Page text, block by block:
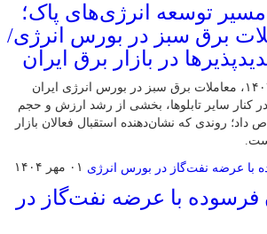
توسعه انرژی‌های پاک؛
برق سبز در بورس انرژی/
در بازار برق ایران
در نخستین روز مهرماه ۱۴۰۴، معاملات برق سبز در بورس انرژی ایران
سایر تابلوها، بخشی از رشد ارزش و حجم
داد؛ روندی که نشان‌دهنده استقبال فعالان بازار
۰۱ مهر ۱۴۰۴
فرسوده با عرضه نفت‌گاز در